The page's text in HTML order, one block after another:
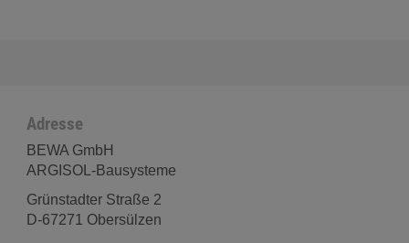
Adresse
BEWA GmbH
ARGISOL-Bausysteme
Grünstadter Straße 2
D-67271 Obersülzen